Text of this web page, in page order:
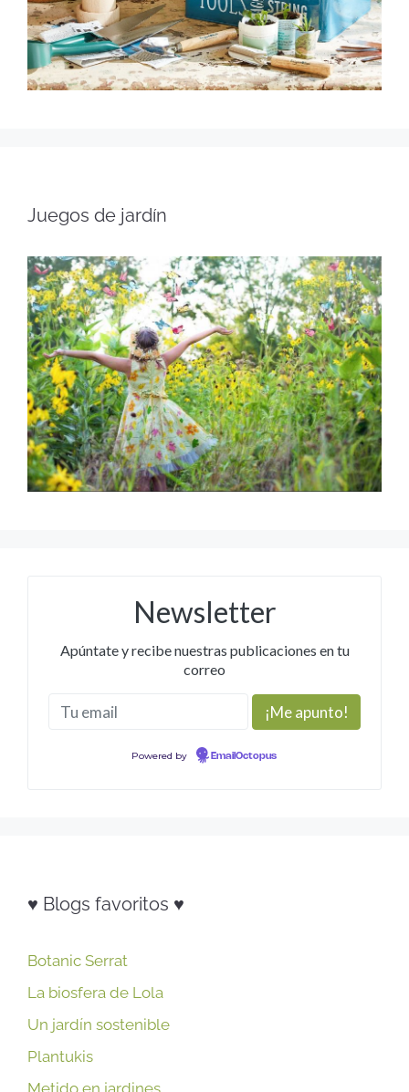
Juegos de jardín
Newsletter
Apúntate y recibe nuestras publicaciones en tu
correo
Powered by EmailOctopus
♥ Blogs favoritos ♥
Botanic Serrat
La biosfera de Lola
Un jardín sostenible
Plantukis
Metido en jardines